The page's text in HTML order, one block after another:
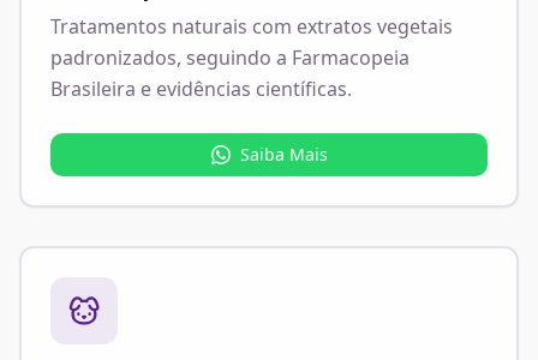
Tratamentos naturais com extratos vegetais
padronizados, seguindo a Farmacopeia
Brasileira e evidências científicas.
Saiba Mais